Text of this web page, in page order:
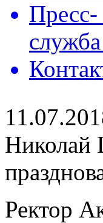
Пресс-
служба
Николай
Ректор